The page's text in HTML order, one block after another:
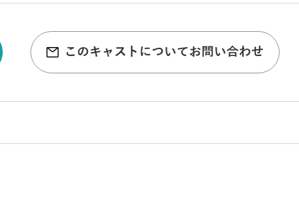
このキャストについてお問い合わせ